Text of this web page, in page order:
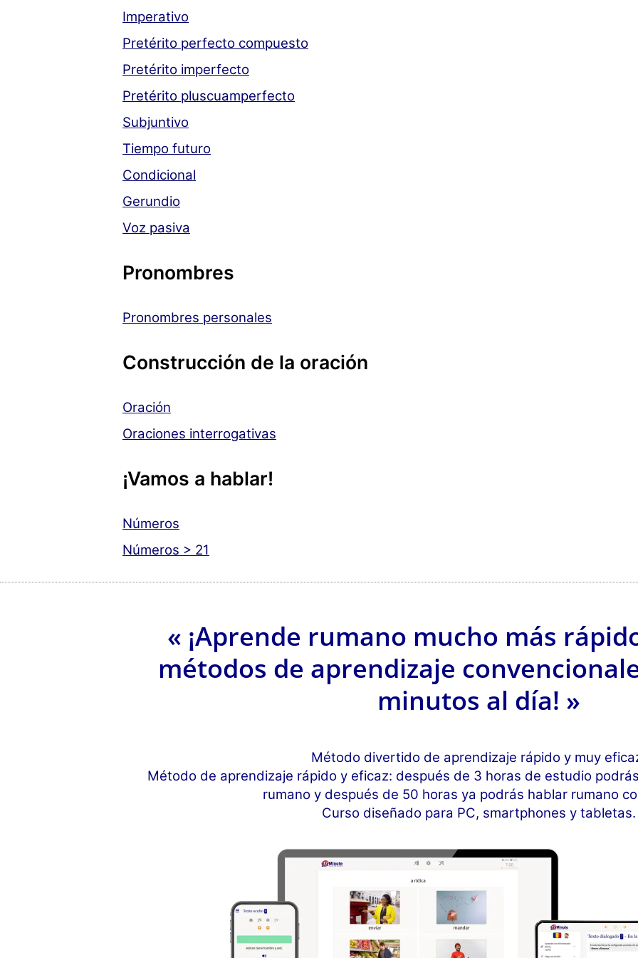
Imperativo
Pretérito perfecto compuesto
Pretérito imperfecto
Pretérito pluscuamperfecto
Subjuntivo
Tiempo futuro
Condicional
Gerundio
Voz pasiva
Pronombres
Pronombres personales
Construcción de la oración
Oración
Oraciones interrogativas
¡Vamos a hablar!
Números
Números > 21
« ¡Aprende rumano mucho más
métodos de aprendizaje
minutos al día! »
Método divertido de aprendizaje rápido y muy
Método de aprendizaje rápido y eficaz: después de 3 horas de estudio
rumano y después de 50 horas ya podrás hablar rumano
Curso diseñado para PC, smartphones y tabletas.